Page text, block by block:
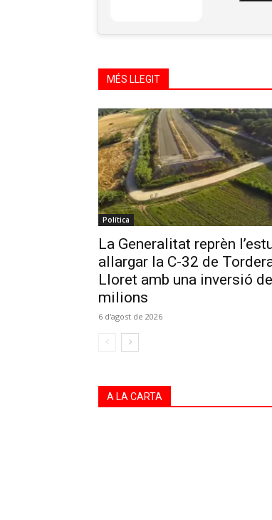
MÉS LLEGIT
Política
La Generalitat reprèn
allargar la C-32 de
Lloret amb una inversió
milions
6 d'agost de 2026
A LA CARTA